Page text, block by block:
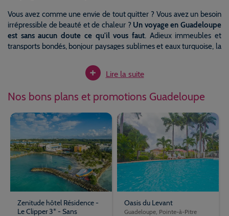
Vous avez comme une envie de tout quitter ? Vous avez un besoin
irrépressible de beauté et de chaleur ? Un voyage en Guadeloupe
est sans aucun doute ce qu'il vous faut. Adieux immeubles et
transports bondés, bonjour paysages sublimes et eaux turquoise, la
En famille pour découvrir les beautés naturelles et la richesse
culturelle de l'île, entre amis pour danser jusqu'au bout de la nuit et
délasser sur les plages paradisiaques entre deux séances sportives,
la Guadeloupe a tout ce qu'il faut pour un séjour inoubliable.
La beauté des Caraïbes, le charme créole
Le plus grand des deux départements antillais a beau avoir la forme
d’un papillon, les souvenirs que vous laisse un séjour en
Guadeloupe, eux, n’ont rien d’éphémère. Cet archipel est composé
de deux îles principales — la Grande-Terre et la Basse-Terre — à
s’ajoutent cinq petites sœurs dont les Saintes et la fameuse Marie-
+ Lire la suite
Nos bons plans et promotions Guadeloupe
Zenitude hôtel Résidence -
Le Clipper 3* - Sans
Oasis du Levant
Guadeloupe, Pointe-à-Pitre